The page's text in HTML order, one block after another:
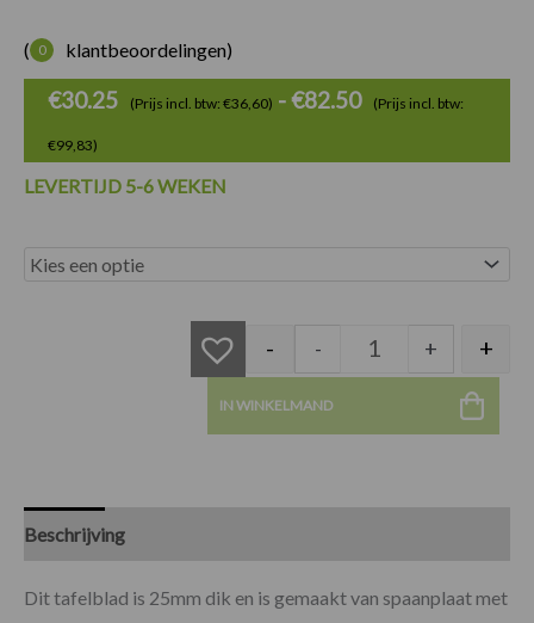
( 0 klantbeoordelingen)
€30.25 (Prijs incl. btw: €36,60) -€82.50 (Prijs incl. btw:
€99,83)
€82.50
LEVERTIJD 5-6 WEKEN
Melamine
- - + +
IN WINKELMAND
Beschrijving
Dit tafelblad is 25mm dik en is gemaakt van spaanplaat met